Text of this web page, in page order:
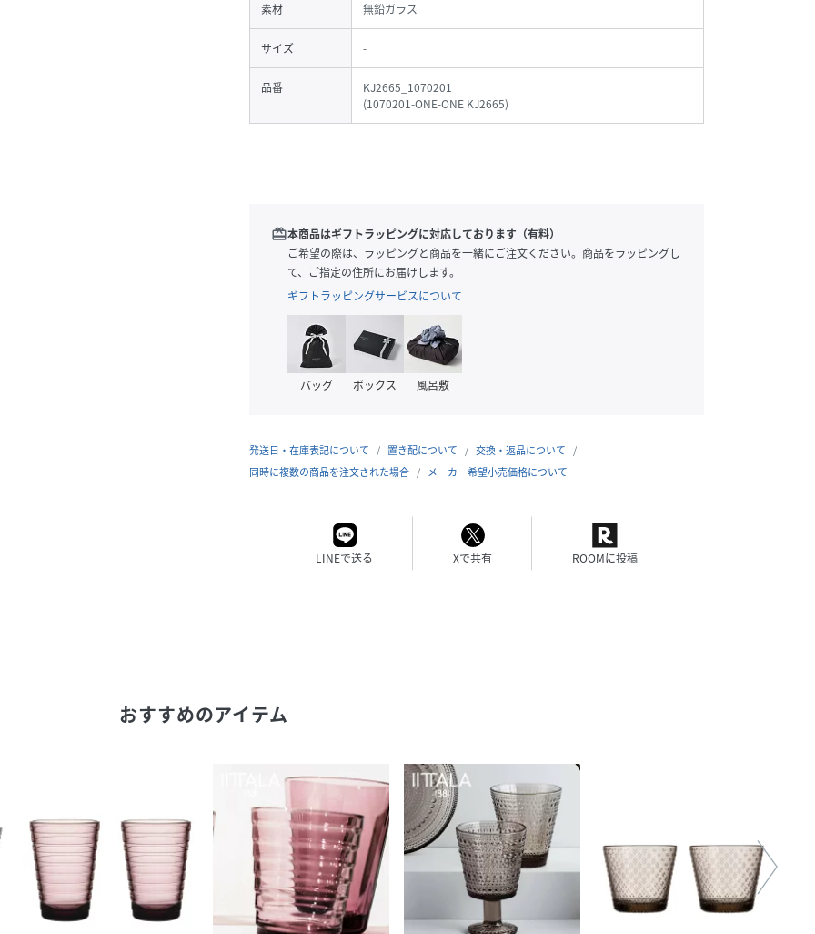
素材 無鉛ガラス
サイズ -
品番
KJ2665_1070201
(1070201-ONE-ONE KJ2665)
redeem本商品はギフトラッピングに対応しております（有料）
ご希望の際は、ラッピングと商品を一緒にご注文ください。商品をラッピングし
て、ご指定の住所にお届けします。
ギフトラッピングサービスについて
バッグ ボックス 風呂敷
発送日・在庫表記について 置き配について
交換・返品について
同時に複数の商品を注文された場合
メーカー希望小売価格について
LINEで送る Xで共有 ROOMに投稿
おすすめのアイテム